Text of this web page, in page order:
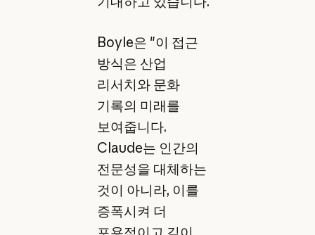
Boyle은 "이 접근
방식은 산업
리서치와 문화
기록의 미래를
보여줍니다.
Claude는 인간의
전문성을 대체하는
것이 아니라, 이를
증폭시켜 더